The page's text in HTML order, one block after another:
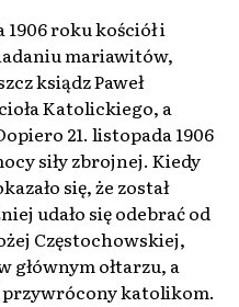
1906 roku kościół i
mariawitów,
ksiądz Paweł
Katolickiego, a
21. listopada 1906
siły zbrojnej. Kiedy
się, że został
udało się odebrać od
Częstochowskiej,
głównym ołtarzu, a
przywrócony katolikom.